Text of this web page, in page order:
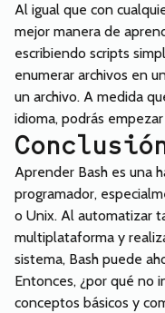
Al igual que con
mejor manera de
escribiendo scripts
enumerar archivos en
un archivo. A medida
idioma, podrás
Aprender Bash es una
programador,
o Unix. Al automatizar
multiplataforma y
sistema, Bash puede
Entonces, ¿por qué no
conceptos básicos y